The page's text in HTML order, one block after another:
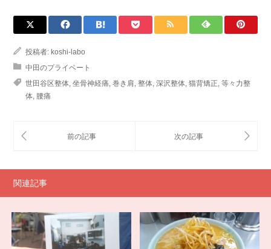
投稿者: koshi-labo
中田のプライベート
世田谷区整体 坐骨神経痛 巻き肩 整体 深沢整体 猫背矯正 等々力整
体 腰痛
関連記事